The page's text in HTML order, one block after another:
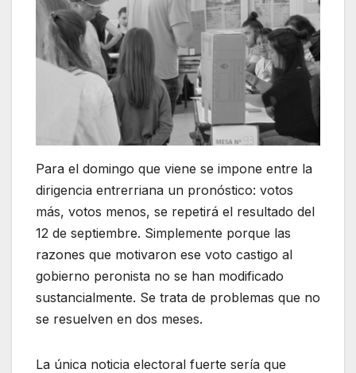
Para el domingo que viene se impone entre la
dirigencia entrerriana un pronóstico: votos
más, votos menos, se repetirá el resultado del
12 de septiembre. Simplemente porque las
razones que motivaron ese voto castigo al
gobierno peronista no se han modificado
sustancialmente. Se trata de problemas que no
se resuelven en dos meses.
La única noticia electoral fuerte sería que